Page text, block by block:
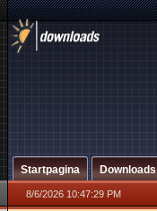
Startpagina Downloads
8/6/2026 10:47:29 PM